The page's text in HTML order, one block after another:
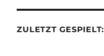
ZULETZT GESPIELT: